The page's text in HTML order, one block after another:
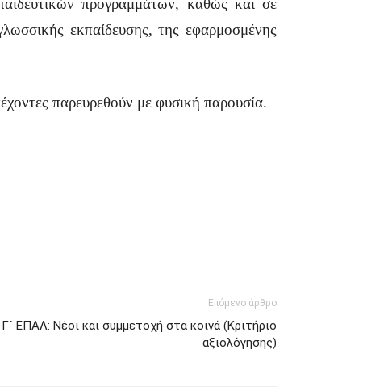
προγραμμάτων, καθώς και σε
εκπαίδευσης, της εφαρμοσμένης
παρευρεθούν με φυσική παρουσία.
Επόμενο άρθρο
ΕΠΑΛ: Νέοι και συμμετοχή στα κοινά (Κριτήριο
αξιολόγησης)